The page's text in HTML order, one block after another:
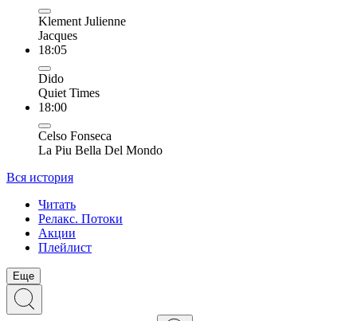
Klement Julienne
Jacques
18:05
Dido
Quiet Times
18:00
Celso Fonseca
La Piu Bella Del Mondo
Вся история
Читать
Релакс. Потоки
Акции
Плейлист
Еще